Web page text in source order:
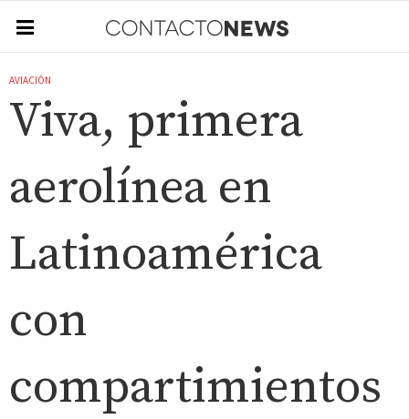
AVIACIÓN
Viva, primera
aerolínea en
Latinoamérica
con
compartimientos